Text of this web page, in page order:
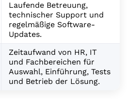
Laufende Betreuung,
technischer Support und
regelmäßige Software-
Updates.
Zeitaufwand von HR, IT
und Fachbereichen für
Auswahl, Einführung, Tests
und Betrieb der Lösung.